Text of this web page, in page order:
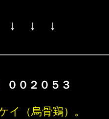
↓ ↓ ↓
００２０５３
イ（烏骨鶏）。